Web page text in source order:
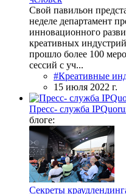
Свой павильон
неделе департамент
инновационного
креативных
прошло более 100
сессий с уч...
#Креативные
15 июля 2022 г.
Пресс- служба
блоге:
Секреты